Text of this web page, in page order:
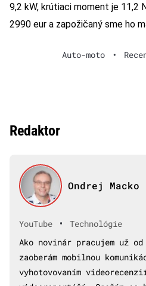
9,2 kW, krútiaci moment je 11,2
2990 eur a zapožičaný sme ho
Auto-moto •
Redaktor
Ondrej Macko
YouTube •
Technológie
Ako novinár pracujem už
zaoberám mobilnou
vyhotovovaním